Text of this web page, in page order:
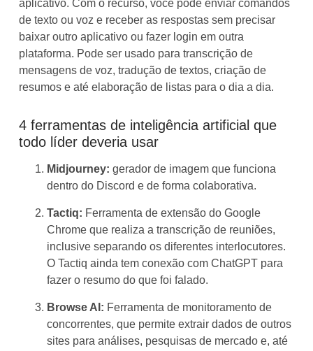
aplicativo. Com o recurso, você pode enviar comandos
de texto ou voz e receber as respostas sem precisar
baixar outro aplicativo ou fazer login em outra
plataforma. Pode ser usado para transcrição de
mensagens de voz, tradução de textos, criação de
resumos e até elaboração de listas para o dia a dia.
4 ferramentas de inteligência artificial que
todo líder deveria usar
Midjourney: gerador de imagem que funciona
dentro do Discord e de forma colaborativa.
Tactiq: Ferramenta de extensão do Google
Chrome que realiza a transcrição de reuniões,
inclusive separando os diferentes interlocutores.
O Tactiq ainda tem conexão com ChatGPT para
fazer o resumo do que foi falado.
Browse AI: Ferramenta de monitoramento de
concorrentes, que permite extrair dados de outros
sites para análises, pesquisas de mercado e, até